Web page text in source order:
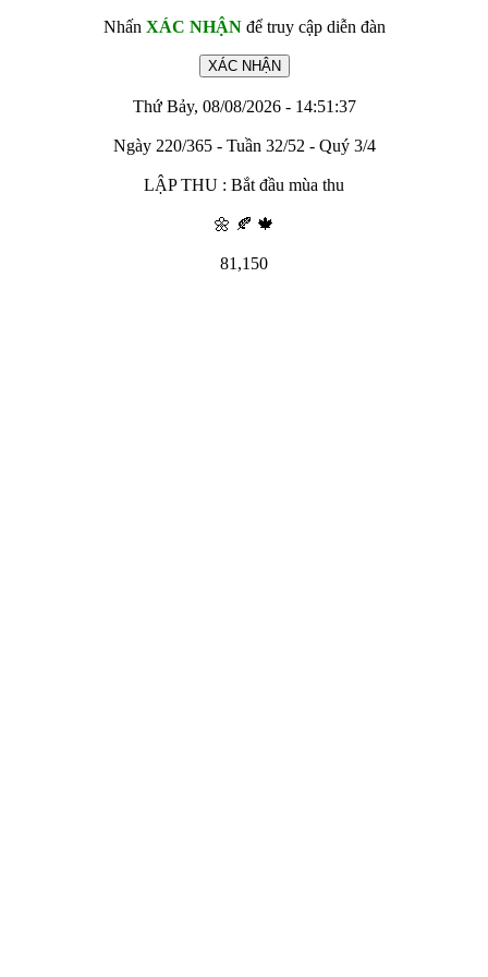
Nhấn XÁC NHẬNđể truy cập diễn đàn
Thứ Bảy, 08/08/2026 - 14:51:37
Ngày 220/365 - Tuần 32/52 - Quý 3/4
LẬP THU : Bắt đầu mùa thu
🌼 🍂 🍁
81,150